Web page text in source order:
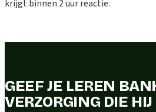
krijgt binnen 2 uur reactie.
GEEF JE LEREN
VERZORGING DIE